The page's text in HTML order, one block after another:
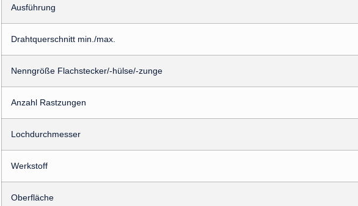
Ausführung
Drahtquerschnitt min./max.
Nenngröße Flachstecker/-hülse/-zunge
Anzahl Rastzungen
Lochdurchmesser
Werkstoff
Oberfläche